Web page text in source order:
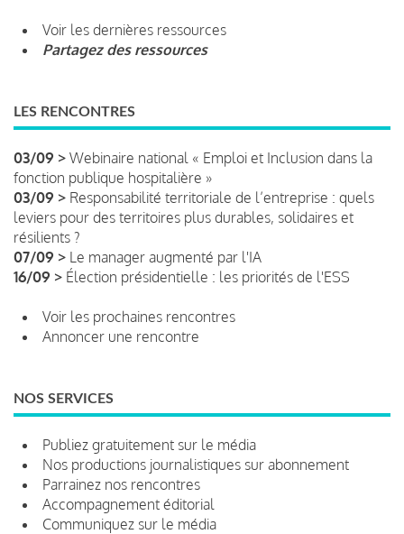
Voir les dernières ressources
Partagez des ressources
LES RENCONTRES
03/09 > Webinaire national « Emploi et Inclusion dans la
fonction publique hospitalière »
03/09 > Responsabilité territoriale de l’entreprise : quels
leviers pour des territoires plus durables, solidaires et
résilients ?
07/09 > Le manager augmenté par l'IA
16/09 > Élection présidentielle : les priorités de l'ESS
Voir les prochaines rencontres
Annoncer une rencontre
NOS SERVICES
Publiez gratuitement sur le média
Nos productions journalistiques sur abonnement
Parrainez nos rencontres
Accompagnement éditorial
Communiquez sur le média